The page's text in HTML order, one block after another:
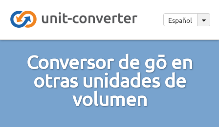
Español
Conversor de gō en
otras unidades de
volumen